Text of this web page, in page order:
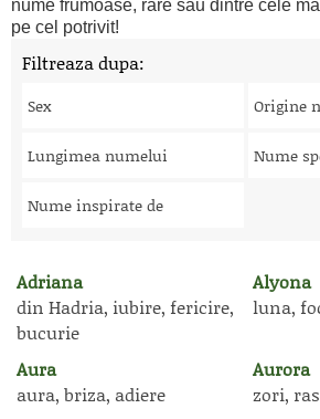
nume frumoase, rare sau dintre cele
pe cel potrivit!
Filtreaza dupa:
Sex Origine
Lungimea numelui Nume
Nume inspirate de
Adriana
din Hadria, iubire, fericire,
bucurie
Alyona
luna,
Aura
aura, briza, adiere
Aurora
zori,